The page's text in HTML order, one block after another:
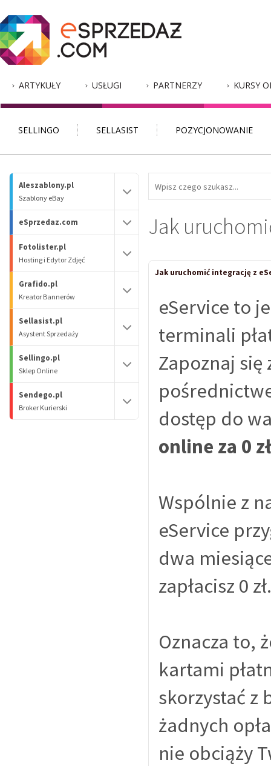
ARTYKUŁY USŁUGI PARTNERZY KURSY
SELLINGO SELLASIST POZYCJONOWANIE
Aleszablony.pl
Szablony eBay
eSprzedaz.com
Fotolister.pl
Hosting i Edytor Zdjęć
Grafido.pl
Kreator Bannerów
Sellasist.pl
Asystent Sprzedaży
Sellingo.pl
Sklep Online
Sendego.pl
Broker Kurierski
Jak
Jak uruchomić integrację z
eService to
terminali
Zapoznaj się
dostęp do
online za 0 zł
Wspólnie z
eService
dwa
zapłacisz 0 zł.
Oznacza to,
kartami
skorzystać z
żadnych
nie obciąży